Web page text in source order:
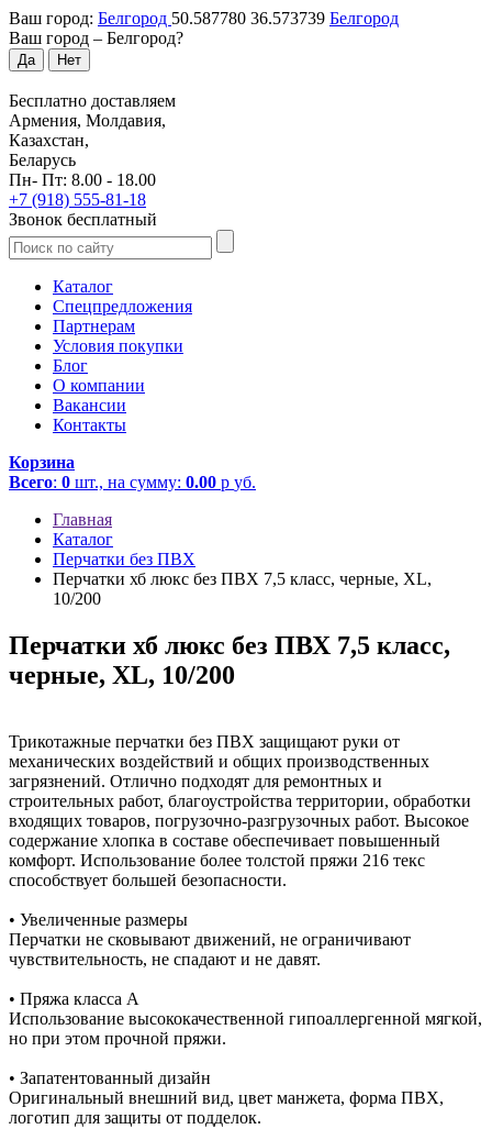
Ваш город: Белгород 50.587780 36.573739 Белгород
Ваш город – Белгород?
Да Нет
Бесплатно доставляем
Армения, Молдавия,
Казахстан,
Беларусь
Пн- Пт: 8.00 - 18.00
+7 (918) 555-81-18
Звонок бесплатный
Каталог
Спецпредложения
Партнерам
Условия покупки
Блог
О компании
Вакансии
Контакты
Корзина
Всего: 0 шт., на сумму: 0.00 р уб.
Главная
Каталог
Перчатки без ПВХ
Перчатки хб люкс без ПВХ 7,5 класс, черные, XL,
10/200
Перчатки хб люкс без ПВХ 7,5 класс,
черные, XL, 10/200
Трикотажные перчатки без ПВХ защищают руки от
механических воздействий и общих производственных
загрязнений. Отлично подходят для ремонтных и
строительных работ, благоустройства территории, обработки
входящих товаров, погрузочно-разгрузочных работ. Высокое
содержание хлопка в составе обеспечивает повышенный
комфорт. Использование более толстой пряжи 216 текс
способствует большей безопасности.
• Увеличенные размеры
Перчатки не сковывают движений, не ограничивают
чувствительность, не спадают и не давят.
• Пряжа класса А
Использование высококачественной гипоаллергенной мягкой,
но при этом прочной пряжи.
• Запатентованный дизайн
Оригинальный внешний вид, цвет манжета, форма ПВХ,
логотип для защиты от подделок.